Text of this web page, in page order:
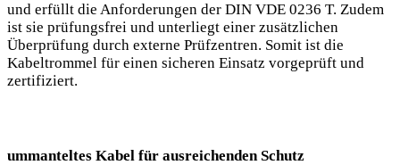
und erfüllt die Anforderungen der DIN VDE 0236 T. Zudem
ist sie prüfungsfrei und unterliegt einer zusätzlichen
Überprüfung durch externe Prüfzentren. Somit ist die
Kabeltrommel für einen sicheren Einsatz vorgeprüft und
zertifiziert.
ummanteltes Kabel für ausreichenden Schutz